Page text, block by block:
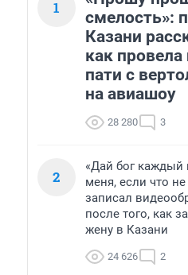
1
смелость»:
Казани
как провела
пати с
на авиашоу
28 280 3
2
«Дай бог каждый
меня, если что не
записал
после того, как
жену в Казани
24 626 2